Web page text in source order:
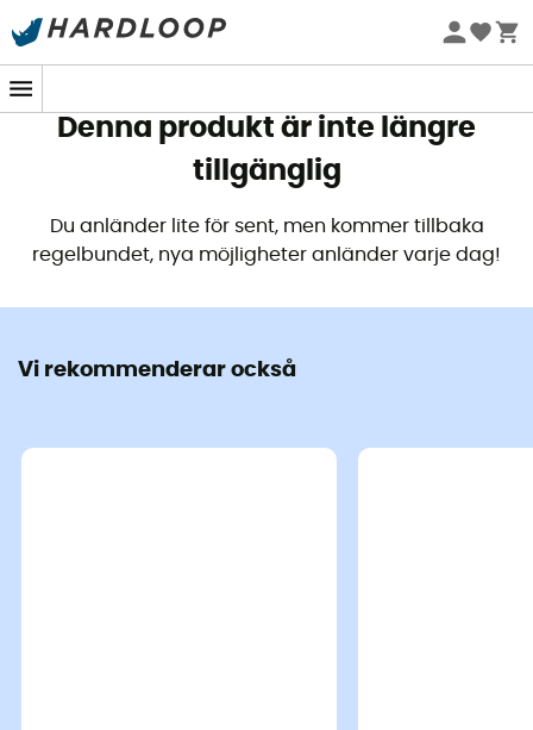
Sommarerbjudanden 🔥 -5 % EXTRA vid köp av 2 produkter*
Denna produkt är inte längre
tillgänglig
Du anländer lite för sent, men kommer tillbaka
regelbundet, nya möjligheter anländer varje dag!
Vi rekommenderar också